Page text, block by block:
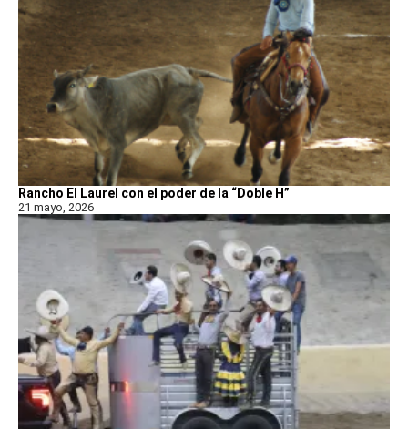
Rancho El Laurel con el poder de la “Doble H”
21 mayo, 2026